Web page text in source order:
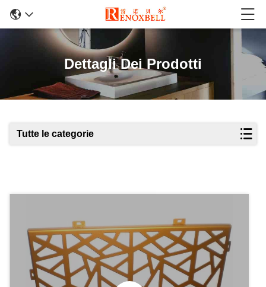
Dettagli Dei Prodotti
Tutte le categorie